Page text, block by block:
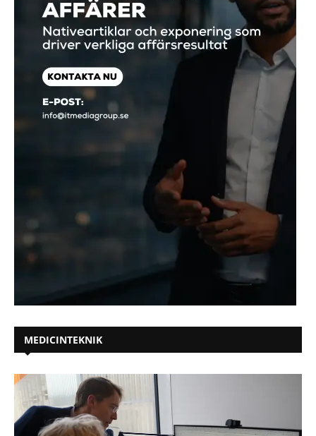
MEDICINTEKNIK